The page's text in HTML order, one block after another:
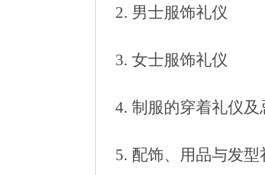
2. 男士服饰礼仪
3. 女士服饰礼仪
4. 制服的穿着礼仪及
5. 配饰、用品与发型